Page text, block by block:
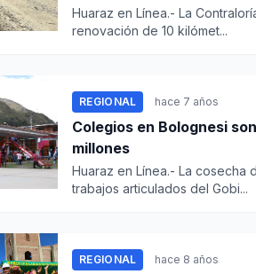
Huaraz en Línea.- La
renovación de 10 kilómet...
REGIONAL hace 7 años
Colegios en Bolognesi son una realidad con una inversión de más de S/ 3
millones
Huaraz en Línea.- La cosecha
trabajos articulados del Gobi...
REGIONAL hace 8 años